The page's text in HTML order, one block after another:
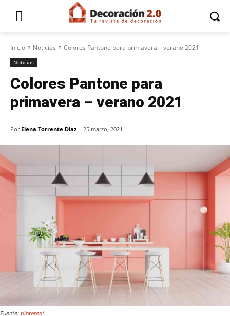
Inicio Noticias Colores Pantone para primavera – verano 2021
Noticias
Colores Pantone para
primavera – verano 2021
Por Elena Torrente Diaz 25 marzo, 2021
Fuente: pinterest